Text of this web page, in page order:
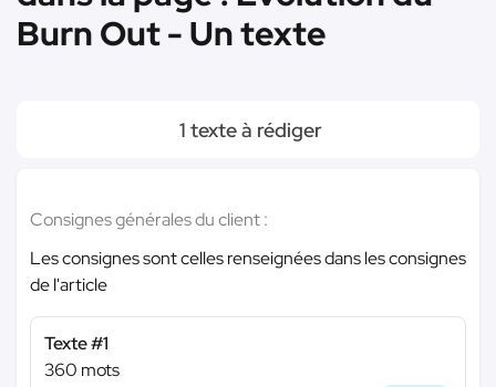
Burn Out - Un texte
1 texte à rédiger
Consignes générales du client :
Les consignes sont celles renseignées dans les consignes
de l'article
Texte #1
360 mots